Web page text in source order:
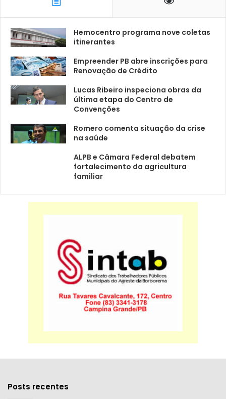
Hemocentro programa nove coletas
itinerantes
Empreender PB abre inscrições para
Renovação de Crédito
Lucas Ribeiro inspeciona obras da
última etapa do Centro de
Convenções
Romero comenta situação da crise
na saúde
ALPB e Câmara Federal debatem
fortalecimento da agricultura
familiar
Posts recentes